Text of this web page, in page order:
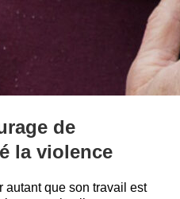
de
la violence
autant que son travail est